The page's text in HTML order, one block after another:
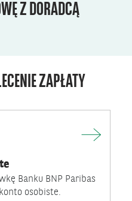
Z DORADCĄ
ZAPŁATY
Banku BNP Paribas
osobiste.